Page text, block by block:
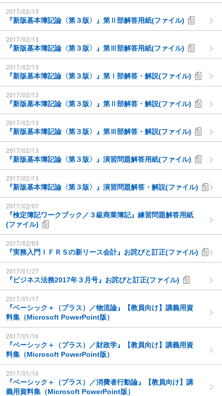
2017/02/13
『新版基本簿記論〈第３版〉』第Ⅱ部解答用紙(ファイル)
2017/02/13
『新版基本簿記論〈第３版〉』第Ⅲ部解答用紙(ファイル)
2017/02/13
『新版基本簿記論〈第３版〉』第Ⅰ部解答・解説(ファイル)
2017/02/13
『新版基本簿記論〈第３版〉』第Ⅱ部解答・解説(ファイル)
2017/02/13
『新版基本簿記論〈第３版〉』第Ⅲ部解答・解説(ファイル)
2017/02/13
『新版基本簿記論〈第３版〉』演習問題解答用紙(ファイル)
2017/02/13
『新版基本簿記論〈第３版〉』演習問題解答・解説(ファイル)
2017/02/07
『検定簿記ワークブック／３級商業簿記』練習問題解答用紙
(ファイル)
2017/02/03
『実務入門ＩＦＲＳの新リース会計』お詫びと訂正(ファイル)
2017/01/27
『ビジネス法務2017年３月号』お詫びと訂正(ファイル)
2017/01/17
『ベーシック＋（プラス）／物流論』【教員向け】講義用資
料集（Microsoft PowerPoint版）
2017/01/16
『ベーシック＋（プラス）／財政学』【教員向け】講義用資
料集（Microsoft PowerPoint版）
2017/01/16
『ベーシック＋（プラス）／消費者行動論』【教員向け】講
義用資料集（Microsoft PowerPoint版）